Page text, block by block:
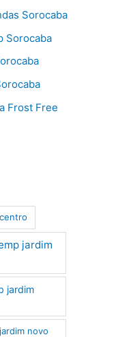
Sorocaba
Sorocaba
Frost Free
jardim
jardim
novo